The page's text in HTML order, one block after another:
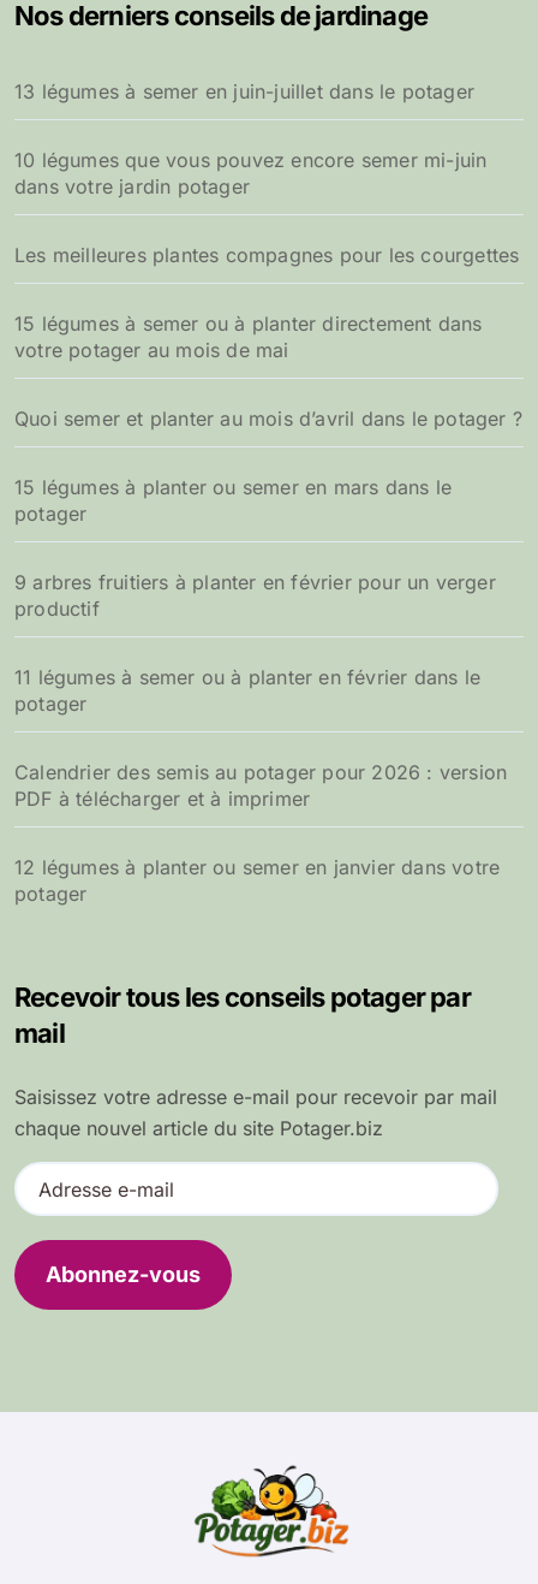
Nos derniers conseils de jardinage
13 légumes à semer en juin-juillet dans le potager
10 légumes que vous pouvez encore semer mi-juin
dans votre jardin potager
Les meilleures plantes compagnes pour les courgettes
15 légumes à semer ou à planter directement dans
votre potager au mois de mai
Quoi semer et planter au mois d’avril dans le potager ?
15 légumes à planter ou semer en mars dans le
potager
9 arbres fruitiers à planter en février pour un verger
productif
11 légumes à semer ou à planter en février dans le
potager
Calendrier des semis au potager pour 2026 : version
PDF à télécharger et à imprimer
12 légumes à planter ou semer en janvier dans votre
potager
Recevoir tous les conseils potager par
mail
Saisissez votre adresse e-mail pour recevoir par mail
chaque nouvel article du site Potager.biz
A
d
e
s
Abonnez-vous